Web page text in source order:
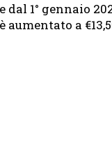
dal 1° gennaio
aumentato a